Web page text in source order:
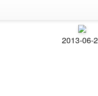
2013-06-